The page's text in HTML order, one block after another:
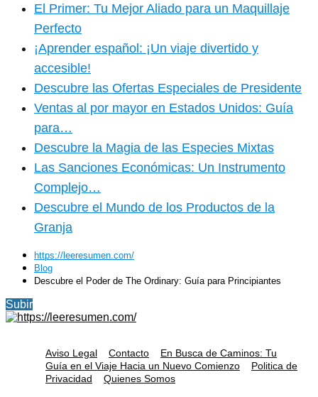
El Primer: Tu Mejor Aliado para un Maquillaje
Perfecto
¡Aprender español: ¡Un viaje divertido y
accesible!
Descubre las Ofertas Especiales de Presidente
Ventas al por mayor en Estados Unidos: Guía
para…
Descubre la Magia de las Especies Mixtas
Las Sanciones Económicas: Un Instrumento
Complejo…
Descubre el Mundo de los Productos de la
Granja
https://leeresumen.com/
Blog
Descubre el Poder de The Ordinary: Guía para Principiantes
Subir
Aviso Legal Contacto
En Busca de Caminos: Tu
Guía en el Viaje Hacia un Nuevo Comienzo
Politica de
Privacidad
Quienes Somos